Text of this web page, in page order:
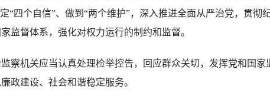
“四个自信”、做到“两个维护”，深入推进全面从严治党，贯
监督体系，强化对权力运行的制约和监督。
关应当认真处理检举控告，回应群众关切，发挥党和国家
政建设、社会和谐稳定服务。